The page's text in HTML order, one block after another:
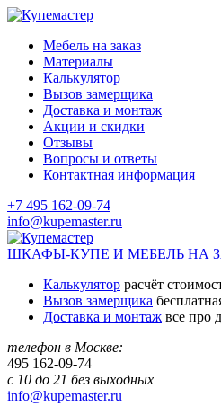
Мебель на заказ
Материалы
Калькулятор
Вызов замерщика
Доставка и монтаж
Акции и скидки
Отзывы
Вопросы и ответы
Контактная информация
+7 495 162-09-74
info@kupemaster.ru
ШКАФЫ-КУПЕ И МЕБЕЛЬ НА
Калькулятор расчёт
Вызов замерщика
Доставка и монтаж все про
телефон в Москве:
495 162-09-74
с 10 до 21 без выходных
info@kupemaster.ru